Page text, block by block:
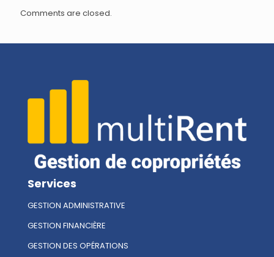
Comments are closed.
Services
GESTION ADMINISTRATIVE
GESTION FINANCIÈRE
GESTION DES OPÉRATIONS